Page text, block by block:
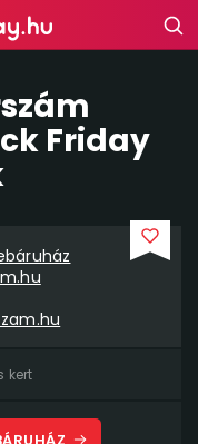
Friday
kert